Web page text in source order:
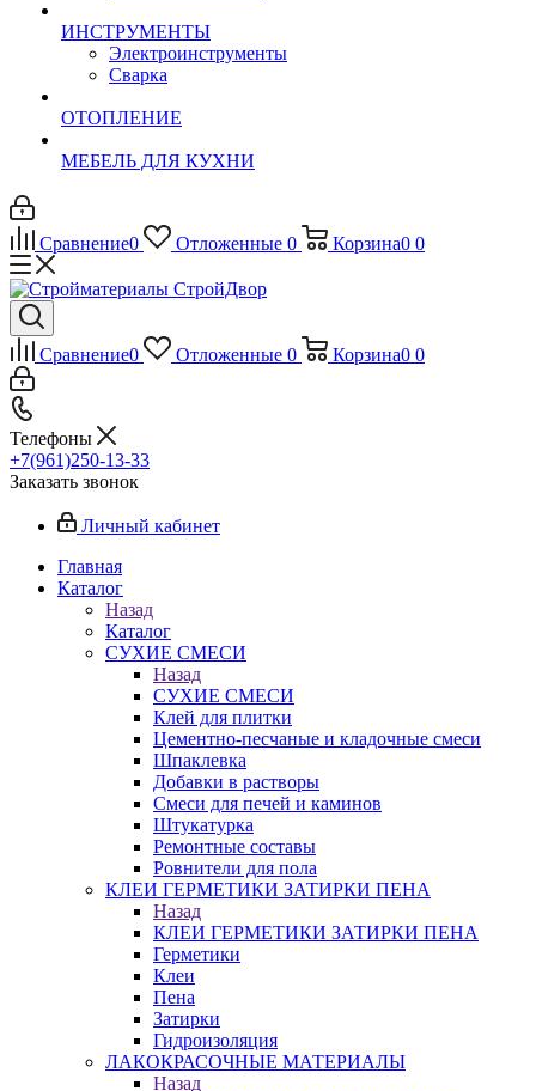
ИНСТРУМЕНТЫ
Электроинструменты
Сварка
ОТОПЛЕНИЕ
МЕБЕЛЬ ДЛЯ КУХНИ
Сравнение0 Отложенные 0 Корзина0 0
Сравнение0 Отложенные 0 Корзина0 0
Телефоны
+7(961)250-13-33
Заказать звонок
Личный кабинет
Главная
Каталог
Назад
Каталог
СУХИЕ СМЕСИ
Назад
СУХИЕ СМЕСИ
Клей для плитки
Цементно-песчаные и кладочные смеси
Шпаклевка
Добавки в растворы
Смеси для печей и каминов
Штукатурка
Ремонтные составы
Ровнители для пола
КЛЕИ ГЕРМЕТИКИ ЗАТИРКИ ПЕНА
Назад
КЛЕИ ГЕРМЕТИКИ ЗАТИРКИ ПЕНА
Герметики
Клеи
Пена
Затирки
Гидроизоляция
ЛАКОКРАСОЧНЫЕ МАТЕРИАЛЫ
Назад